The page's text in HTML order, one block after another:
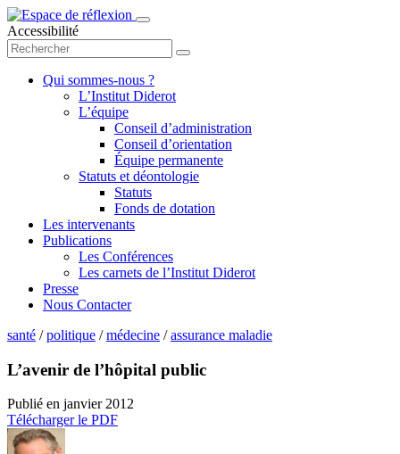
Accessibilité
Qui sommes-nous ?
L’Institut Diderot
L’équipe
Conseil d’administration
Conseil d’orientation
Équipe permanente
Statuts et déontologie
Statuts
Fonds de dotation
Les intervenants
Publications
Les Conférences
Les carnets de l’Institut Diderot
Presse
Nous Contacter
santé /politique /médecine /assurance maladie
L’avenir de l’hôpital public
Publié en janvier 2012
Télécharger le PDF